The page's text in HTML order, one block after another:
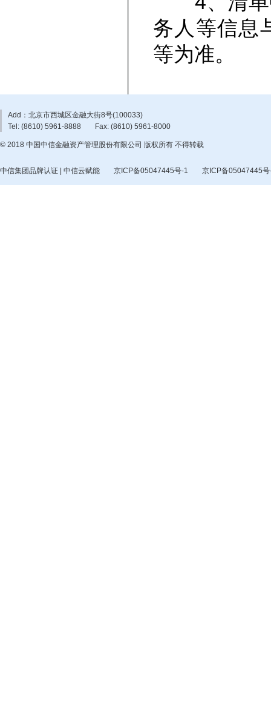
务人等信息
等为准。
Add：北京市西城区金融大街8号(100033)
Tel: (8610) 5961-8888
Fax: (8610) 5961-8000
© 2018 中国中信金融资产管理股份有限公司 版权所有 不得转载
中信集团品牌认证 | 中信云赋能 京ICP备05047445号-1 京ICP备05047445